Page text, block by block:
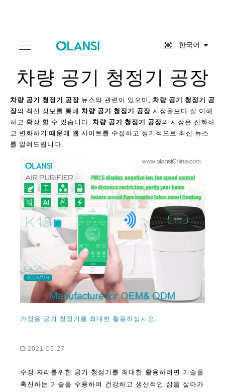
한국어
차량 공기 청정기 공장
차량 공기 청정기 공장 뉴스와 관련이 있으며, 차량 공기 청정기 공
장의 최신 정보를 통해 차량 공기 청정기 공장 시장을보다 잘 이해
하고 확장 할 수 있습니다. 차량 공기 청정기 공장의 시장은 진화하
고 변화하기 때문에 웹 사이트를 수집하고 정기적으로 최신 뉴스
를 알려드립니다.
가정용 공기 청정기를 최대한 활용하십시오.
2021-05-27
수정 자리를위한 공기 청정기를 최대한 활용하려면 기술을
촉진하는 기술을 수용하여 건강하고 생산적인 삶을 살아가